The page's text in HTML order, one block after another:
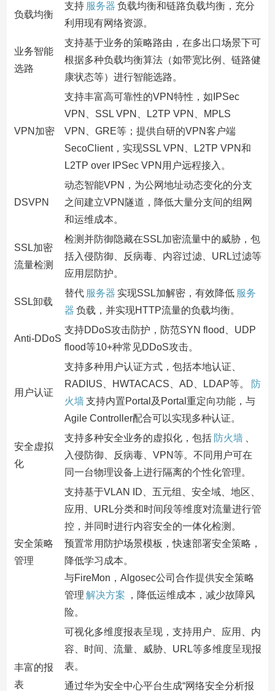
负载均衡
支持 服务器 负载均衡和链路负载均衡，充分
利用现有网络资源。
业务智能
选路
支持基于业务的策略路由，在多出口场景下可
根据多种负载均衡算法（如带宽比例、链路健
康状态等）进行智能选路。
VPN加密
支持丰富高可靠性的VPN特性，如IPSec
VPN、SSL VPN、L2TP VPN、MPLS
VPN、GRE等；提供自研的VPN客户端
SecoClient，实现SSL VPN、L2TP VPN和
L2TP over IPSec VPN用户远程接入。
DSVPN
动态智能VPN，为公网地址动态变化的分支
之间建立VPN隧道，降低大量分支间的组网
和运维成本。
SSL加密
流量检测
检测并防御隐藏在SSL加密流量中的威胁，包
括入侵防御、反病毒、内容过滤、URL过滤等
应用层防护。
SSL卸载
替代 服务器 实现SSL加解密，有效降低 服务
器 负载，并实现HTTP流量的负载均衡。
Anti-DDoS
支持DDoS攻击防护，防范SYN flood、UDP
flood等10+种常见DDoS攻击。
用户认证
支持多种用户认证方式，包括本地认证、
RADIUS、HWTACACS、AD、LDAP等。
防
火墙支持内置Portal及Portal重定向功能，与
Agile Controller配合可以实现多种认证。
安全虚拟
化
支持多种安全业务的虚拟化，包括 防火墙
入侵防御、反病毒、VPN等。不同用户可在
同一台物理设备上进行隔离的个性化管理。
安全策略
管理
支持基于VLAN ID、五元组、安全域、地区、
应用、URL分类和时间段等维度对流量进行管
控，并同时进行内容安全的一体化检测。
预置常用防护场景模板，快速部署安全策略，
降低学习成本。
与FireMon，Algosec公司合作提供安全策略
管理 解决方案
，降低运维成本，减少故障风
险。
丰富的报
表
可视化多维度报表呈现，支持用户、应用、内
容、时间、流量、威胁、URL等多维度呈现报
表。
通过华为安全中心平台生成“网络安全分析报